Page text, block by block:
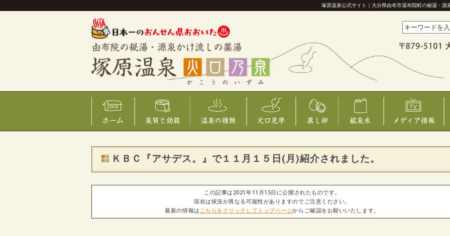
塚原温泉公式サイト｜大分県由布市湯布院町の秘湯・
ＫＢＣ『アサデス。』で１１月１５日(月)紹介されました。
この記事は2021年11月15日に公開されたものです。
現在は状況が異なる可能性がありますのでご注意ください。
最新の情報は こちらをクリックしてトップページからご確認をお願いいたします。